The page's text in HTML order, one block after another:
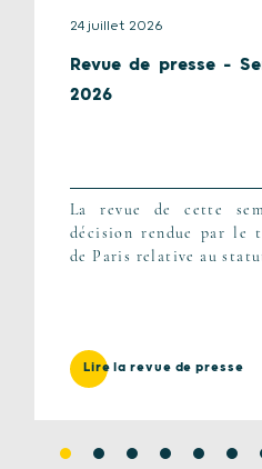
24 juillet 2026
Revue de presse –
2026
La revue de cette
décision rendue par le
de Paris relative au
Lire la revue de presse